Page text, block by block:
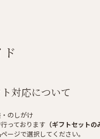
対応について
のしがけ
っております （ギフトセットの
ージで選択してください。